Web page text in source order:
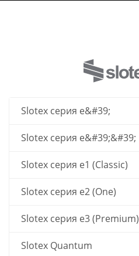
Slotex серия е&#39;
Slotex серия е&#39;&#39;
Slotex серия e1 (Classic)
Slotex серия e2 (One)
Slotex серия e3 (Premium)
Slotex Quantum